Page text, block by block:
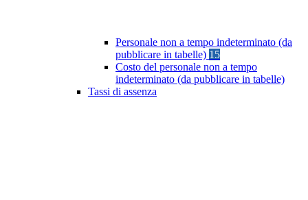
Personale non a tempo indeterminato (da
pubblicare in tabelle) 15
Costo del personale non a tempo
indeterminato (da pubblicare in tabelle)
Tassi di assenza